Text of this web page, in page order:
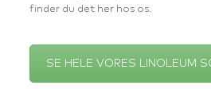
finder du det her hos os.
SE HELE VORES LINOLEUM